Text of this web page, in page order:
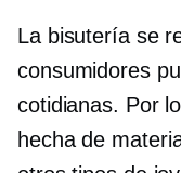
La bisutería se
consumidores
cotidianas. Por
hecha de